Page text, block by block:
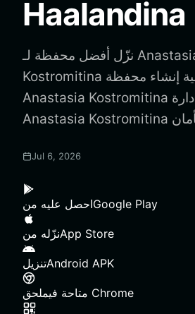
نزّل أفضل محفظة لـ Anastasia Kostromitina لتخزين Anastasia
Kostromitina وإرسالها واستخدامها. تعرّف على كيفية إنشاء محفظة
Anastasia Kostromitina والوصول إلى التطبيقات اللامركزية وإدارة
Jul 6, 2026
احصل عليه منGoogle Play
نزّله منApp Store
تنزيلAndroid APK
متاحة في ملحق Chrome